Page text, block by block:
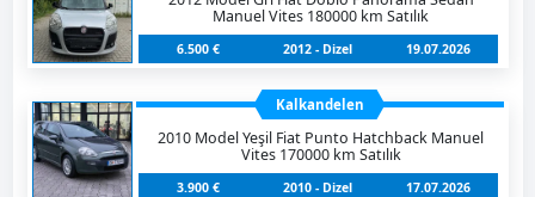
Manuel Vites 180000 km Satılık
6.500 € 2012 - Dizel 19.07.2026
Kalkandelen
2010 Model Yeşil Fiat Punto Hatchback Manuel
Vites 170000 km Satılık
3.900 € 2010 - Dizel 17.07.2026